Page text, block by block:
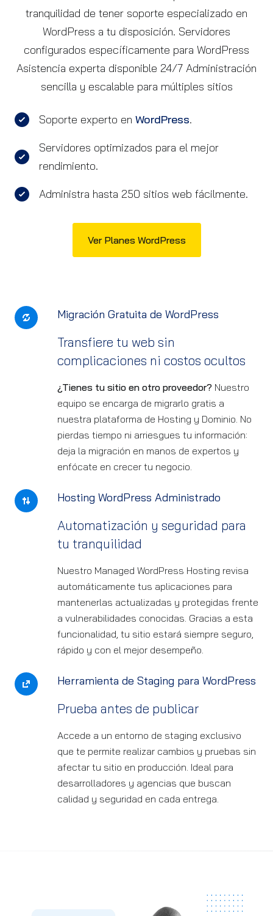
tranquilidad de tener soporte especializado en
WordPress a tu disposición. Servidores
configurados específicamente para WordPress
Asistencia experta disponible 24/7 Administración
sencilla y escalable para múltiples sitios
Soporte experto en WordPress.
Servidores optimizados para el mejor
rendimiento.
Administra hasta 250 sitios web fácilmente.
Ver Planes WordPress
Migración Gratuita de WordPress
Transfiere tu web sin
complicaciones ni costos ocultos
¿Tienes tu sitio en otro proveedor? Nuestro
equipo se encarga de migrarlo gratis a
nuestra plataforma de Hosting y Dominio. No
pierdas tiempo ni arriesgues tu información:
deja la migración en manos de expertos y
enfócate en crecer tu negocio.
Hosting WordPress Administrado
Automatización y seguridad para
tu tranquilidad
Nuestro Managed WordPress Hosting revisa
automáticamente tus aplicaciones para
mantenerlas actualizadas y protegidas frente
a vulnerabilidades conocidas. Gracias a esta
funcionalidad, tu sitio estará siempre seguro,
rápido y con el mejor desempeño.
Herramienta de Staging para WordPress
Prueba antes de publicar
Accede a un entorno de staging exclusivo
que te permite realizar cambios y pruebas sin
afectar tu sitio en producción. Ideal para
desarrolladores y agencias que buscan
calidad y seguridad en cada entrega.